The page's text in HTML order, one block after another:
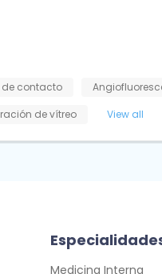
contacto
de vítreo View all
Medicina Interna